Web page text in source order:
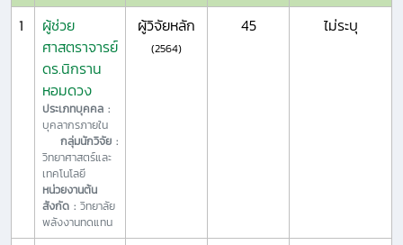
1
ผู้ช่วย
ศาสตราจารย์
ดร.นิกราน
หอมดวง
ประเภทบุคคล :
บุคลากรภายใน
กลุ่มนักวิจัย :
วิทยาศาสตร์และ
เทคโนโลยี
หน่วยงานต้น
สังกัด : วิทยาลัย
พลังงานทดแทน
ผู้วิจัยหลัก
(2564)
45 ไม่ระบุ